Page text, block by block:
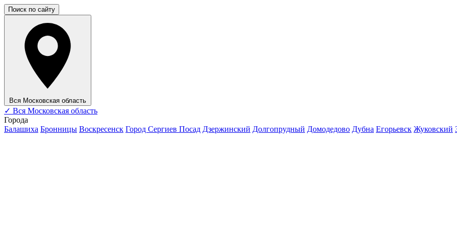
Поиск по сайту
Вся Московская область
✓ Вся Московская область
Города
Балашиха Бронницы Воскресенск Город Сергиев Посад Дзержинский Долгопрудный Домодедово Дубна Егорьевск Жуковский